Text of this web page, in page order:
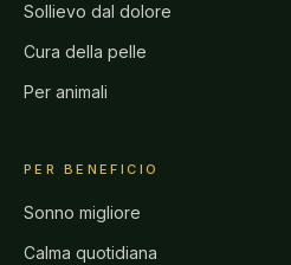
Sollievo dal dolore
Cura della pelle
Per animali
PER BENEFICIO
Sonno migliore
Calma quotidiana